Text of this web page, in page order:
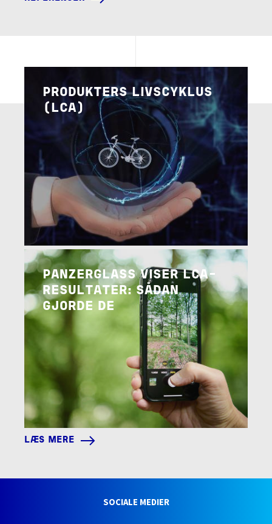
PRODUKTERS LIVSCYKLUS
(LCA)
LÆS MERE
Image
PANZERGLASS VISER LCA-
RESULTATER: SÅDAN
GJORDE DE
LÆS MERE
SOCIALE MEDIER